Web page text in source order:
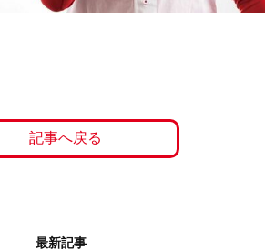
記事へ戻る
最新記事